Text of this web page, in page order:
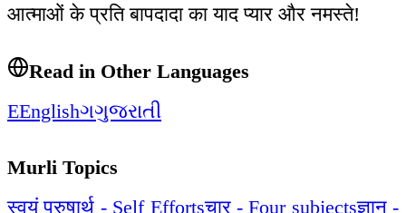
आत्माओं के प्रति बापदादा का याद प्यार और नमस्ते!
Read in Other Languages
EEnglishગગુજરાતી
Murli Topics
स्वयं पुरुषार्थ - Self Effortsचार - Four subjectsज्ञान -